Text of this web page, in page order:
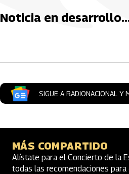
Noticia en
SIGUE A RADIONACIONAL Y
MÁS COMPARTIDO
Alístate para el Concierto de la
todas las recomendaciones